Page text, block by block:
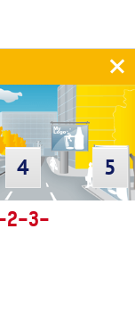
4 5
2-3-